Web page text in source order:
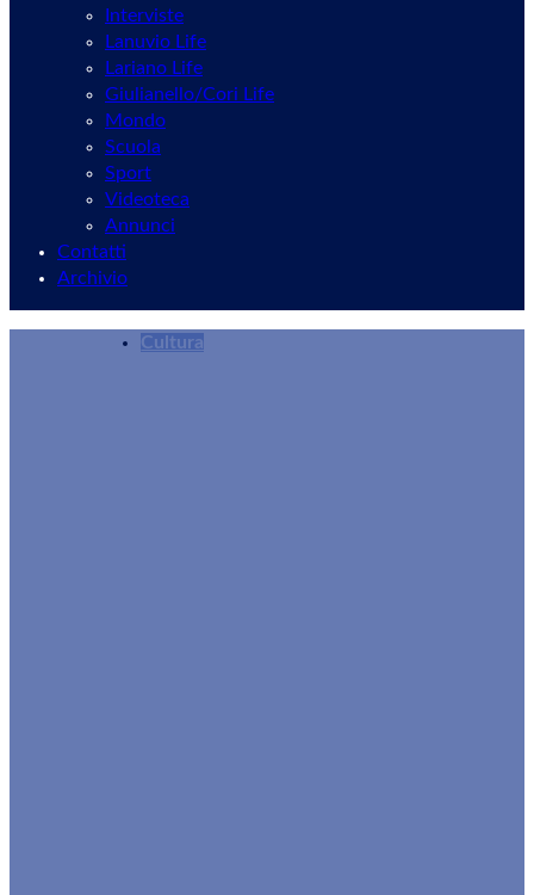
Interviste
Lanuvio Life
Lariano Life
Giulianello/Cori Life
Mondo
Scuola
Sport
Videoteca
Annunci
Contatti
Archivio
Cultura